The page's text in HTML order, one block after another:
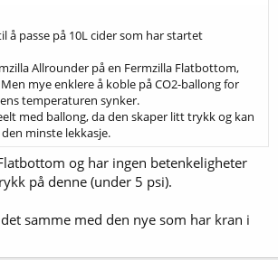
å passe på 10L cider som har startet
Allrounder på en Fermzilla Flatbottom,
mye enklere å koble på CO2-ballong for
temperaturen synker.
med ballong, da den skaper litt trykk og kan
minste lekkasje.
og har ingen betenkeligheter
på denne (under 5 psi).
samme med den nye som har kran i